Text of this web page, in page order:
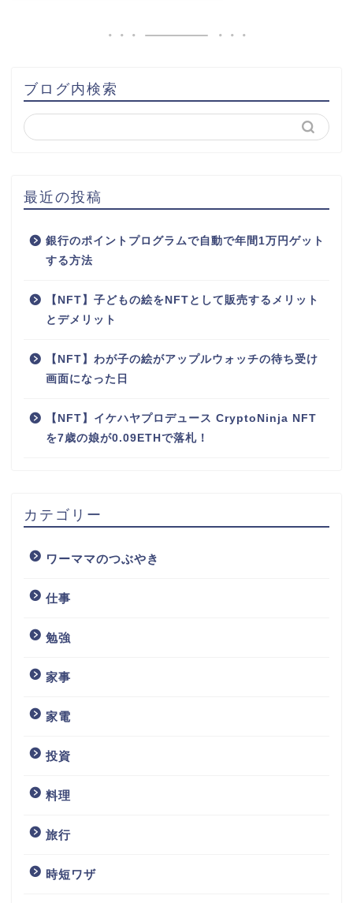
ブログ内検索
最近の投稿
銀行のポイントプログラムで自動で年間1万円ゲット
する方法
【NFT】子どもの絵をNFTとして販売するメリット
とデメリット
【NFT】わが子の絵がアップルウォッチの待ち受け
画面になった日
【NFT】イケハヤプロデュース CryptoNinja NFT
を7歳の娘が0.09ETHで落札！
カテゴリー
ワーママのつぶやき
仕事
勉強
家事
家電
投資
料理
旅行
時短ワザ